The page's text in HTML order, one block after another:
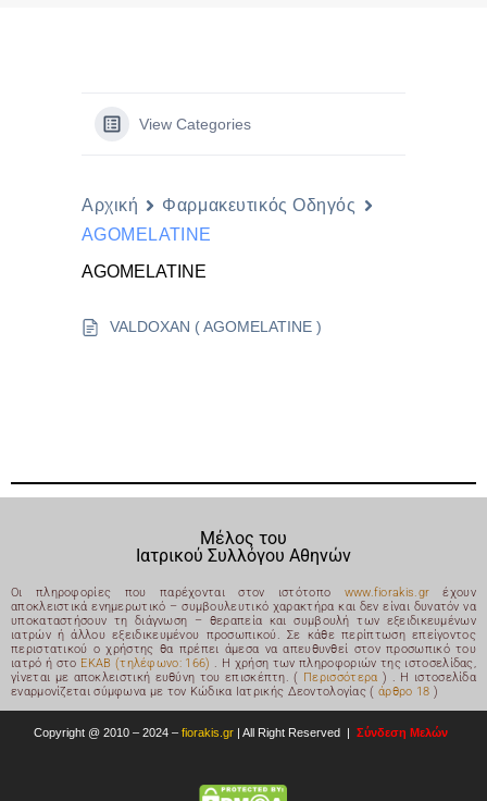
View Categories
Αρχική
Φαρμακευτικός Οδηγός
AGOMELATINE
AGOMELATINE
VALDOXAN ( AGOMELATINE )
Μέλος του
Ιατρικού Συλλόγου Αθηνών
Οι πληροφορίες που παρέχονται στον ιστότοπο www.fiorakis.gr έχουν
αποκλειστικά ενημερωτικό – συμβουλευτικό χαρακτήρα και δεν είναι δυνατόν να
υποκαταστήσουν τη διάγνωση – θεραπεία και συμβουλή των εξειδικευμένων
ιατρών ή άλλου εξειδικευμένου προσωπικού. Σε κάθε περίπτωση επείγοντος
περιστατικού ο χρήστης θα πρέπει άμεσα να απευθυνθεί στον προσωπικό του
ιατρό ή στο ΕΚΑΒ (τηλέφωνο: 166) . Η χρήση των πληροφοριών της ιστοσελίδας,
γίνεται με αποκλειστική ευθύνη του επισκέπτη. ( Περισσότερα ) . Η ιστοσελίδα
εναρμονίζεται σύμφωνα με τον Κώδικα Ιατρικής Δεοντολογίας (άρθρο 18 )
Copyright @ 2010 – 2024 – fiorakis.gr | All Right Reserved | Σύνδεση Μελών